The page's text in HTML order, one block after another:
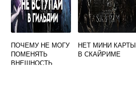
ПОЧЕМУ НЕ МОГУ
ПОМЕНЯТЬ
ВНЕШНОСТЬ
НЕТ МИНИ КАРТЫ
В СКАЙРИМЕ